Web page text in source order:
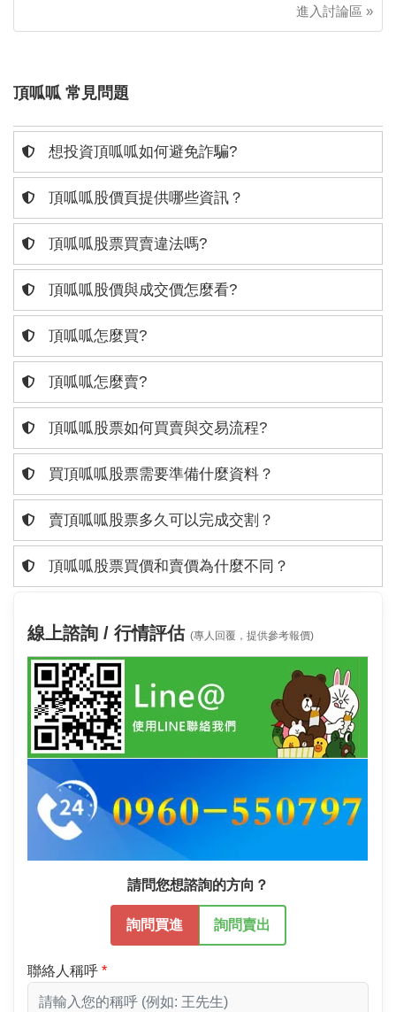
進入討論區 »
頂呱呱 常見問題
想投資頂呱呱如何避免詐騙?
頂呱呱股價頁提供哪些資訊？
頂呱呱股票買賣違法嗎?
頂呱呱股價與成交價怎麼看?
頂呱呱怎麼買?
頂呱呱怎麼賣?
頂呱呱股票如何買賣與交易流程?
買頂呱呱股票需要準備什麼資料？
賣頂呱呱股票多久可以完成交割？
頂呱呱股票買價和賣價為什麼不同？
線上諮詢 / 行情評估 (專人回覆，提供參考報價)
請問您想諮詢的方向？
詢問買進 詢問賣出
聯絡人稱呼